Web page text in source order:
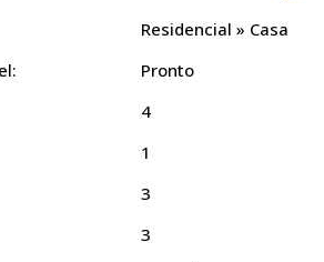
Residencial » Casa
Pronto
4
1
3
3